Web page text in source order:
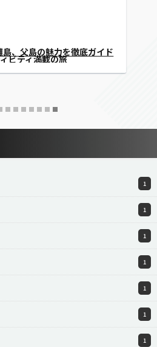
ら行くべき離島、父島の魅力を徹底ガ
遺産とアクティビティ満載の旅
1
1
1
1
1
1
1